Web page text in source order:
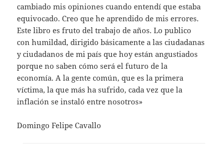
cambiado mis opiniones cuando entendí que estaba
equivocado. Creo que he aprendido de mis errores.
Este libro es fruto del trabajo de años. Lo publico
con humildad, dirigido básicamente a las ciudadanas
y ciudadanos de mi país que hoy están angustiados
porque no saben cómo será el futuro de la
economía. A la gente común, que es la primera
víctima, la que más ha sufrido, cada vez que la
inflación se instaló entre nosotros»
Domingo Felipe Cavallo